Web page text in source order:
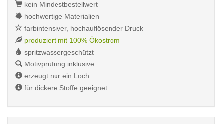
kein Mindestbestellwert
hochwertige Materialien
farbintensiver, hochauflösender Druck
produziert mit 100% Ökostrom
spritzwassergeschützt
Motivprüfung inklusive
erzeugt nur ein Loch
für dickere Stoffe geeignet